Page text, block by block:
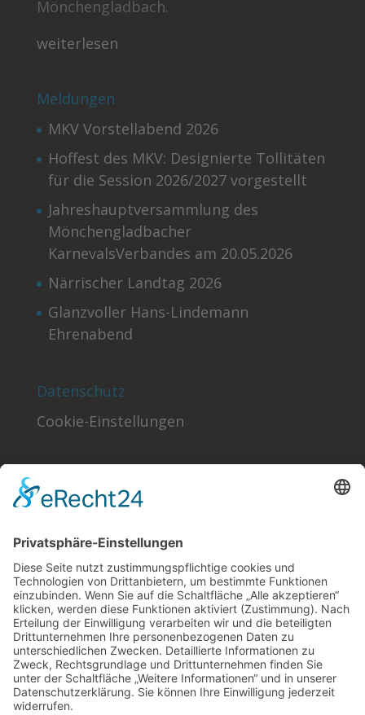
Mönchengladbach.
weiterlesen
Meldungen
MKV Vorstellabend 2026
Hoffest des MKV: Designierte Tollitäten
für die Session 2026/2027 vorgestellt
Jahreshauptversammlung des
Mönchengladbacher
KarnevalsVerbandes am 20.05.2026
Närrischer Landtag 2026
Glanzvoller Hans-Lindemann
Ehrenabend
Datenschutz
Cookie-Einstellungen
Sonstiges
Kontakt
Förder- & Freundeskreis
Schlagworte
Impressum